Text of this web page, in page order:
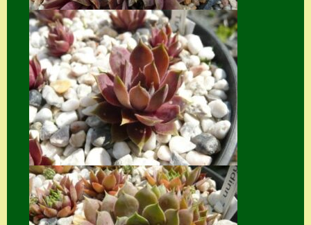
Warenkorb
Warenkorb
Widerrufsbelehru
ng
Zahlung
Zahlungs- &
Versandinfos
Zubehör
Zubehör